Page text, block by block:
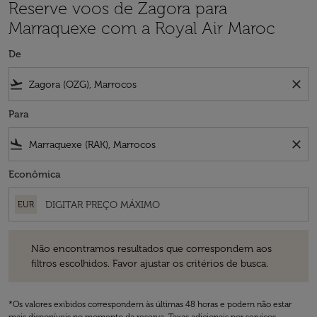
Reserve voos de Zagora para
Marraquexe com a Royal Air Maroc
De
flight_takeoff close
Para
flight_land close
Econômica
EUR
Não encontramos resultados que correspondem aos
filtros escolhidos. Favor ajustar os critérios de busca.
*Os valores exibidos correspondem às últimas 48 horas e podem não estar